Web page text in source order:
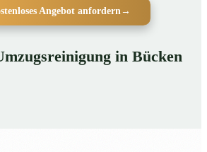
Angebot anfordern→
in Bücken